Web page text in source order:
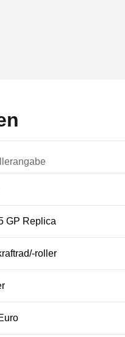
GP Replica
roller